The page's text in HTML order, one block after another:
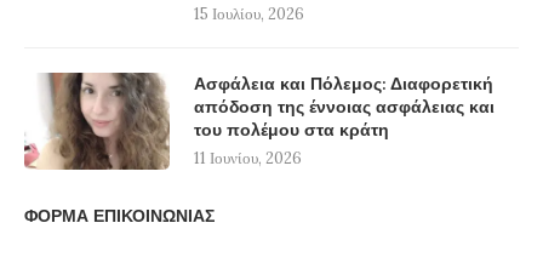
15 Ιουλίου, 2026
Ασφάλεια και Πόλεμος: Διαφορετική
απόδοση της έννοιας ασφάλειας και
του πολέμου στα κράτη
11 Ιουνίου, 2026
ΦΟΡΜΑ ΕΠΙΚΟΙΝΩΝΙΑΣ